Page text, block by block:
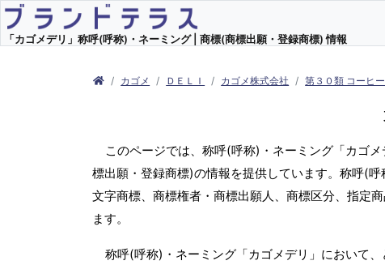
「カゴメデリ」称呼(呼称)・ネーミング | 商標(商標出願・登録商標) 情報
カゴメ ＤＥＬＩ カゴメ株式会社 第３０類 コーヒ
このページでは、称呼(呼称)・ネーミング「カゴ
標出願・登録商標)の情報を提供しています。称呼(
文字商標、商標権者・商標出願人、商標区分、指定
ます。
称呼(呼称)・ネーミング「カゴメデリ」において